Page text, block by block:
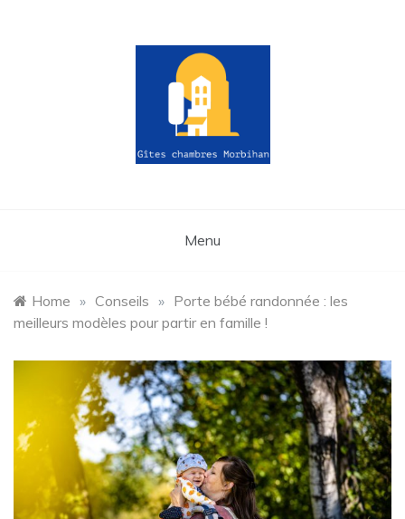
morbihan.fr
Menu
Home » Conseils » Porte bébé randonnée : les
meilleurs modèles pour partir en famille !